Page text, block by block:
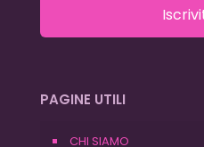
PAGINE UTILI
CHI SIAMO